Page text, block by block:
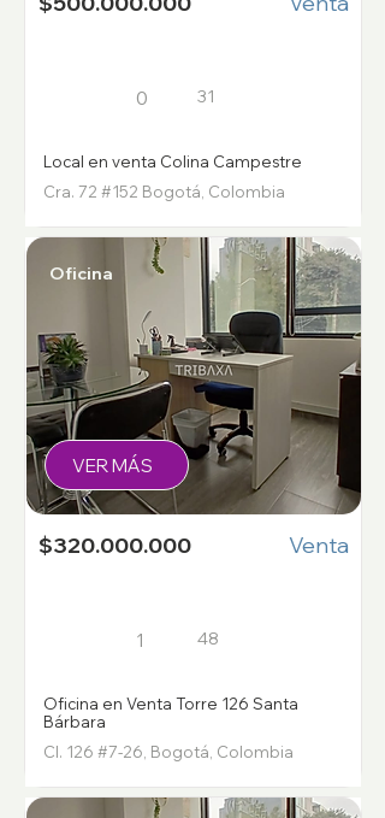
0 31
Local en venta Colina Campestre
Cra. 72 #152 Bogotá, Colombia
Oficina
VER MÁS
$320.000.000 Venta
1 48
Oficina en Venta Torre 126 Santa
Bárbara
Cl. 126 #7-26, Bogotá, Colombia